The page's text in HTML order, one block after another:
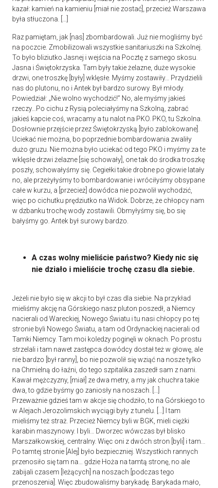
kazał: kamień na kamieniu [miał nie zostać], przecież Warszawa
była stłuczona. […]
Raz pamiętam, jak [nas] zbombardowali. Już nie mogliśmy być
na poczcie. Zmobilizowali wszystkie sanitariuszki na Szkolnej.
To było bliziutko Jasnej i wejścia na Pocztę z samego skosu.
Jasna i Świętokrzyska. Tam były takie żelazne, duże wysokie
drzwi, one troszkę [były] wklęsłe. Myśmy zostawiły… Przydzielili
nas do plutonu, no i Antek był bardzo surowy. Był młody.
Powiedział: „Nie wolno wychodzić!” No, ale myśmy jakieś
rzeczy…Po cichu z Rysią poleciałyśmy na Szkolną, zabrać
jakieś kapcie coś, wracamy a tu nalot na PKO. PKO, tu Szkolna.
Dosłownie przejście przez Świętokrzyską [było zablokowane].
Uciekać nie można, bo poprzednie bombardowania zwaliły
dużo gruzu. Nie można było uciekać od tego PKO i myśmy za te
wklęsłe drzwi żelazne [się schowały], one tak do środka troszkę
poszły, schowałyśmy się. Cegiełki takie drobne po głowie latały
no, ale przeżyłyśmy to bombardowanie i wróciłyśmy obsypane
całe w kurzu, a [przecież] dowódca nie pozwolił wychodzić,
więc po cichutku prędziutko na Widok. Dobrze, że chłopcy nam
w dzbanku trochę wody zostawili. Obmyłyśmy się, bo się
bałyśmy go. Antek był surowy bardzo.
A czas wolny mieliście państwo? Kiedy nic się
nie działo i mieliście trochę czasu dla siebie.
Jeżeli nie było się w akcji to był czas dla siebie. Na przykład
mieliśmy akcję na Górskiego nasz pluton poszedł, a Niemcy
nacierali od Wareckiej, Nowego Światu i tu nasi chłopcy po tej
stronie byli Nowego Światu, a tam od Ordynackiej nacierali od
Tamki Niemcy. Tam moi koledzy poginęli w oknach. Po prostu
strzelali i tam nawet zastępca dowódcy dostał też w głowę, ale
nie bardzo [był ranny], bo nie pozwolił się wziąć na nosze tylko
na Chmielną do łaźni, do tego szpitalika zaszedł sam z nami.
Kawał mężczyzny, [miał] ze dwa metry, a my jak chuchra takie
dwa, to gdzie byśmy go zaniosły na noszach. […]
Przeważnie gdzieś tam w akcje się chodziło, to na Górskiego to
w Alejach Jerozolimskich wyciągi były z tunelu. [...] I tam
mieliśmy też straż. Przecież Niemcy byli w BGK, mieli ciężki
karabin maszynowy. I byli… Dworzec wówczas był blisko
Marszałkowskiej, centralny. Więc oni z dwóch stron [byli] i tam...
Po tamtej stronie [Alej] było bezpieczniej. Wszystkich rannych
przenosiło się tam na… gdzie Hoża na tamtą stronę, no ale
zabijali czasem [leżących] na noszach [podczas tego
przenoszenia]. Więc zbudowaliśmy barykadę. Barykada mało,